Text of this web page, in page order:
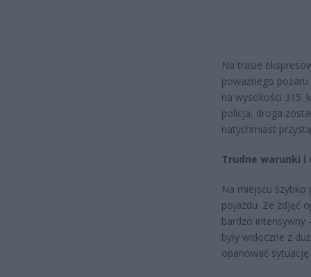
Na trasie
poważnego
na wysokości 315.
policja, droga
natychmiast
Trudne warunki i
Na miejscu szybko
pojazdu. Ze zdjęć
bardzo intensywny
były widoczne z
opanować sytuację.